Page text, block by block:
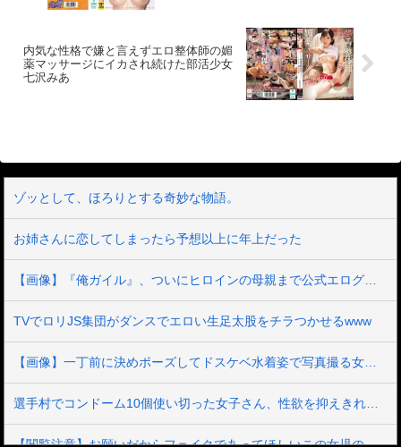
ス。そのまま小さな割れ目にズブズブと
挿入。ヒダヒダの名器で入れたとたんに
暴発寸前こんな妖精のような美少女がよ
だれを垂らしてイキまくるのでたまらず
中出し射精。発射後もかわいすぎてすぐ
ィ観察、アナル観察、まんこくぱぁ、巨
根イラマチオ、生挿入、騎乗位、正常
位、側位、バック、生中出し、全裸にし
て2回戦ご理解いただける方のみ、視聴は
自己責任でよろしくお願い致します。動
画詳細約74分。本編顔出し音声有（場所
の特定を避けるため一部音声を消してい
る個所もあります）【注意事項】※本作
品の出演女性は身分証にて18歳以上と確
を目的に作られたオリジナル動画です。
ない箇所がありますが、オリジナル・マ
て、気を取り直して今回は咳についてで
す。季節の変わり目などで咳が出ていら
っしゃる方は相変わらず多いのですが、
今年はそのような咳だけではなく今まで
咳が全くなかった方が、突然長引く咳を
きたすケースが増えています。お子さん
ス性上気道炎だけでは数週間も咳が続く
ことはありません。長引く咳を起こす病
原体の代表格がマイコプラズマで、その
ほかにも結核やクラミジアなども、しつ
こい咳を起こしやすい病原体です。その
中でも特に長く咳が続くものとして百日
咳という感染症があります。今年は百日
咳がやたらと目立っています。百日咳と
いえば、通常はお子さんの病気だと思い
浮かべる方が多いと思いますが今年目に
する機会が増えているのが、大人の百日
咳です。数日～数週間咳が続き、喘息や
たという例が、頻繁に起きています。百
いう細菌です。この菌はインフルエンザ
フィットした最高チ○ポに中出し懇願ヤリ
まくり！ 逢沢みゆ
内気な性格で嫌と言えずエロ整体師の媚
薬マッサージにイカされ続けた部活少女
七沢みあ
ゾッとして、ほろりとする奇妙な物語。
お姉さんに恋してしまったら予想以上に年上だった
【画像】『俺ガイル』、ついにヒロインの母親まで公式エログッズが出てしまう
TVでロリJS集団がダンスでエロい生足太股をチラつかせるwww
【画像】一丁前に決めポーズしてドスケベ水着姿で写真撮る女さん
選手村でコンドーム10個使い切った女子さん、性欲を抑えきれず遂にAVデビューしてしまうｗｗ